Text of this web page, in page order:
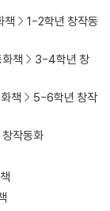
책
1-2학년 창작동
책
3-4학년 창
책
5-6학년 창작
창작동화